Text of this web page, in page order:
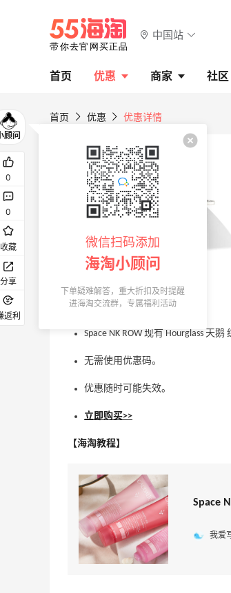
中国站
首页 优惠 商家 社区
首页 优惠 优惠详情
Space NK ROW 现有 Hourglass 天
无需使用优惠码。
优惠随时可能失效。
立即购买>>
【海淘教程】
Space
我爱
0
0
收藏
分享
返利
微信扫码添加
海淘小顾问
下单疑难解答，重大折扣及时提醒
进海淘交流群，专属福利活动